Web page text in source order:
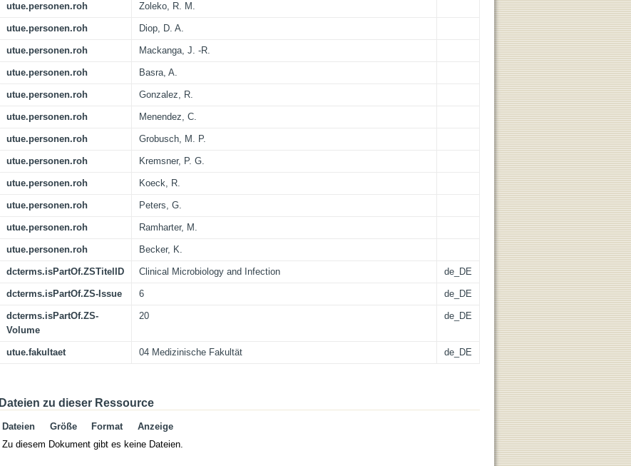
utue.personen.roh Zoleko, R. M.
utue.personen.roh Diop, D. A.
utue.personen.roh Mackanga, J. -R.
utue.personen.roh Basra, A.
utue.personen.roh Gonzalez, R.
utue.personen.roh Menendez, C.
utue.personen.roh Grobusch, M. P.
utue.personen.roh Kremsner, P. G.
utue.personen.roh Koeck, R.
utue.personen.roh Peters, G.
utue.personen.roh Ramharter, M.
utue.personen.roh Becker, K.
dcterms.isPartOf.ZSTitelID Clinical Microbiology and Infection de_DE
dcterms.isPartOf.ZS-Issue 6 de_DE
dcterms.isPartOf.ZS-
Volume
20 de_DE
utue.fakultaet 04 Medizinische Fakultät de_DE
Dateien zu dieser Ressource
Dateien Größe Format
Anzeige
Zu diesem Dokument gibt es keine Dateien.